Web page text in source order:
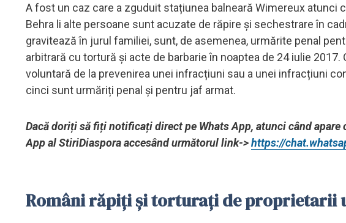
A fost un caz care a zguduit stațiunea balneară Wimereux atunci
Behra li alte persoane sunt acuzate de răpire și sechestrare în
gravitează în jurul familiei, sunt, de asemenea, urmărite penal
arbitrară cu tortură și acte de barbarie în noaptea de 24 iulie
voluntară de la prevenirea unei infracțiuni sau a unei infracțiuni
cinci sunt urmăriți penal și pentru jaf armat.
Dacă doriți să fiți notificați direct pe Whats App, atunci când
App al StiriDiaspora accesând următorul link->https://
Români răpiți și torturați de proprietarii